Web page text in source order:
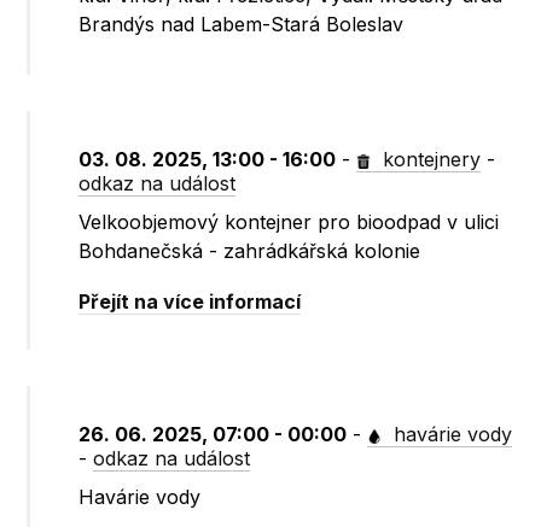
Brandýs nad Labem-Stará Boleslav
03. 08. 2025, 13:00 - 16:00 - kontejnery -
odkaz na událost
Velkoobjemový kontejner pro bioodpad v ulici
Bohdanečská - zahrádkářská kolonie
Přejít na více informací
26. 06. 2025, 07:00 - 00:00 -
havárie vody
-odkaz na událost
Havárie vody